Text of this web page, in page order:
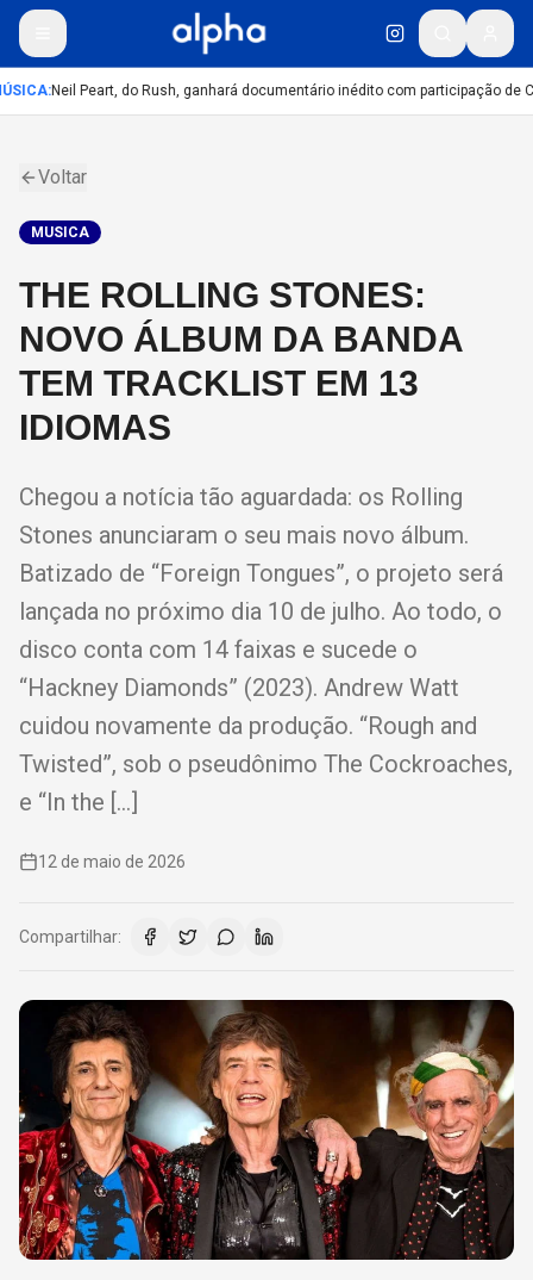
:Neil Peart, do Rush, ganhará documentário inédito com participação de
Voltar
MUSICA
THE ROLLING STONES:
NOVO ÁLBUM DA BANDA
TEM TRACKLIST EM 13
IDIOMAS
Chegou a notícia tão aguardada: os Rolling
Stones anunciaram o seu mais novo álbum.
Batizado de “Foreign Tongues”, o projeto será
lançada no próximo dia 10 de julho. Ao todo, o
disco conta com 14 faixas e sucede o
“Hackney Diamonds” (2023). Andrew Watt
cuidou novamente da produção. “Rough and
Twisted”, sob o pseudônimo The Cockroaches,
e “In the […]
12 de maio de 2026
Compartilhar: